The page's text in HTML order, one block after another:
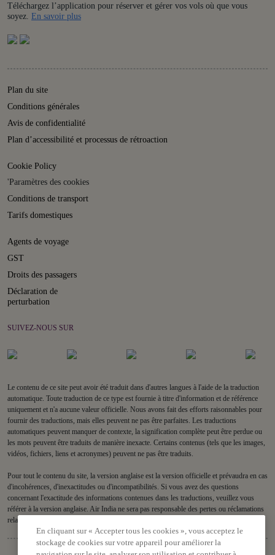
Téléchargez l’application pour réserver et gérer vos vols où que vous
soyez. En savoir plusDetails
Plan du site
Conditions générales
Avis de confidentialité
Plan d’accessibilité et processus de rétroaction
Cookie Policy
'Paramètres des cookies
Conditions de transport
Tarifs domestiques
Agents de voyage
GST
Droits des passagers
Déclaration de
perturbation
SUIVEZ-NOUS SUR
Le contenu de ce site peut avoir été traduit dans d'autres langues à l'aide de la traduction
automatique. Toute traduction de ce type est fournie à titre d'information et de référence
uniquement et n'a aucune valeur officielle. Nous avons fait des efforts raisonnables pour
fournir des traductions, mais elles peuvent ne pas être parfaites. Les traductions
automatiques peuvent manquer de contexte, la signification complète peut être perdue ou
les mots peuvent être traduits de manière inexacte. Certains contenus (tels que les images,
vidéos, fichiers, liens et acronymes) peuvent ne pas être traduits.
Pour tout le contenu du site, la version anglaise est la version officielle et prévaudra en cas
d'incohérences, d'inexactitudes ou d'incompatibilités. Si vous avez des questions
concernant l'exactitude des informations contenues dans les traductions, veuillez vous
référer à la version anglaise. Air India ne sera pas responsable des pertes ou réclamations
relatives à ou découlant de ou en rapport avec des traductions datées ou incorrectes.
En cliquant sur « Accepter tous les cookies », vous acceptez le
stockage de cookies sur votre appareil pour améliorer la